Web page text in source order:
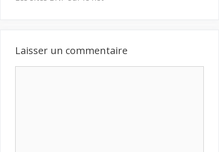
Laisser un commentaire